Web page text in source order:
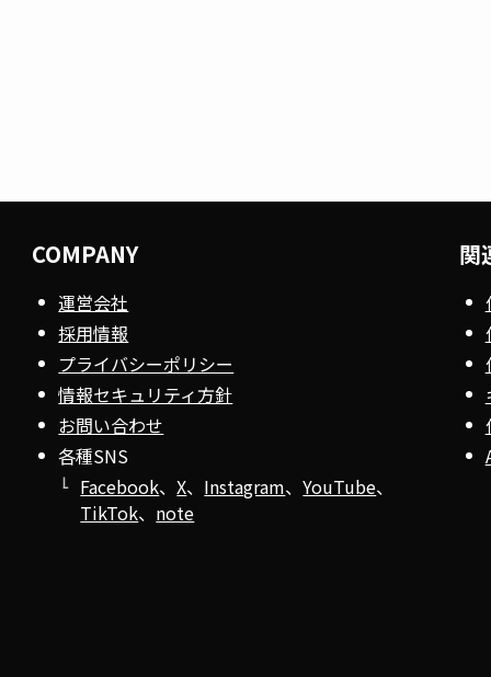
COMPANY
運営会社
採用情報
プライバシーポリシー
情報セキュリティ方針
お問い合わせ
各種SNS
Facebook、X、 Instagram、YouTube、
TikTok、 note
関